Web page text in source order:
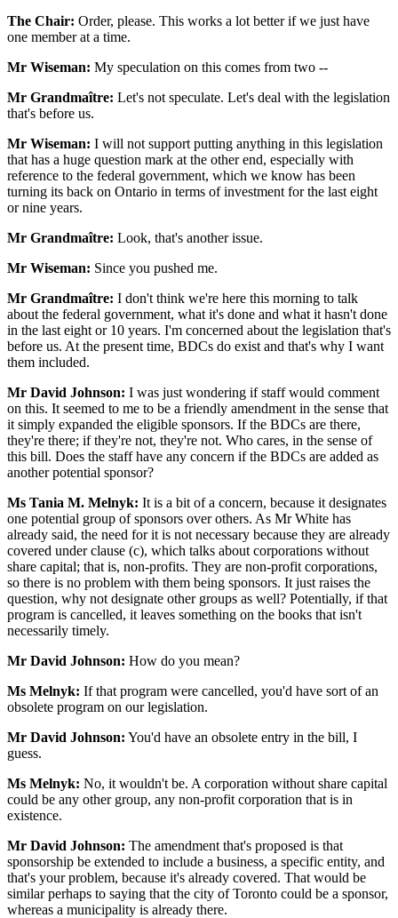
The Chair: Order, please. This works a lot better if we just have
one member at a time.
Mr Wiseman: My speculation on this comes from two --
Mr Grandmaître: Let's not speculate. Let's deal with the legislation
that's before us.
Mr Wiseman: I will not support putting anything in this legislation
that has a huge question mark at the other end, especially with
reference to the federal government, which we know has been
turning its back on Ontario in terms of investment for the last eight
or nine years.
Mr Grandmaître: Look, that's another issue.
Mr Wiseman: Since you pushed me.
Mr Grandmaître: I don't think we're here this morning to talk
about the federal government, what it's done and what it hasn't done
in the last eight or 10 years. I'm concerned about the legislation that's
before us. At the present time, BDCs do exist and that's why I want
them included.
Mr David Johnson: I was just wondering if staff would comment
on this. It seemed to me to be a friendly amendment in the sense that
it simply expanded the eligible sponsors. If the BDCs are there,
they're there; if they're not, they're not. Who cares, in the sense of
this bill. Does the staff have any concern if the BDCs are added as
another potential sponsor?
Ms Tania M. Melnyk: It is a bit of a concern, because it designates
one potential group of sponsors over others. As Mr White has
already said, the need for it is not necessary because they are already
covered under clause (c), which talks about corporations without
share capital; that is, non-profits. They are non-profit corporations,
so there is no problem with them being sponsors. It just raises the
question, why not designate other groups as well? Potentially, if that
program is cancelled, it leaves something on the books that isn't
necessarily timely.
Mr David Johnson: How do you mean?
Ms Melnyk: If that program were cancelled, you'd have sort of an
obsolete program on our legislation.
Mr David Johnson: You'd have an obsolete entry in the bill, I
guess.
Ms Melnyk: No, it wouldn't be. A corporation without share capital
could be any other group, any non-profit corporation that is in
existence.
Mr David Johnson: The amendment that's proposed is that
sponsorship be extended to include a business, a specific entity, and
that's your problem, because it's already covered. That would be
similar perhaps to saying that the city of Toronto could be a sponsor,
whereas a municipality is already there.